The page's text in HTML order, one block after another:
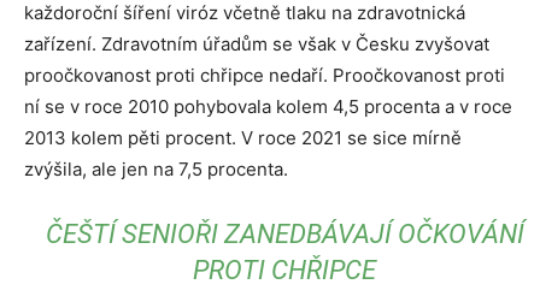
každoroční šíření viróz včetně tlaku na zdravotnická
zařízení. Zdravotním úřadům se však v Česku zvyšovat
proočkovanost proti chřipce nedaří. Proočkovanost proti
ní se v roce 2010 pohybovala kolem 4,5 procenta a v roce
2013 kolem pěti procent. V roce 2021 se sice mírně
zvýšila, ale jen na 7,5 procenta.
ČEŠTÍ SENIOŘI ZANEDBÁVAJÍ OČKOVÁNÍ
PROTI CHŘIPCE